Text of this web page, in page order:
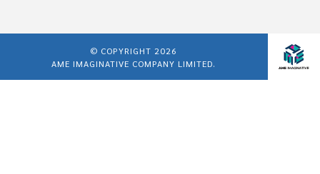
© COPYRIGHT 2026
AME IMAGINATIVE COMPANY LIMITED.